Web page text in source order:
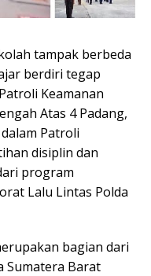
tampak berbeda
berdiri tegap
Keamanan
Atas 4 Padang,
Patroli
disiplin dan
program
Lalu Lintas Polda
bagian dari
Sumatera Barat